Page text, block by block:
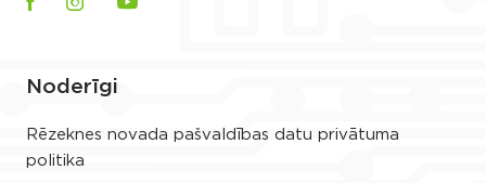
Noderīgi
Rēzeknes novada pašvaldības datu privātuma
politika